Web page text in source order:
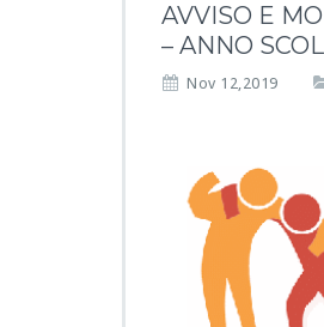
AVVISO E
– ANNO
Nov 12,2019